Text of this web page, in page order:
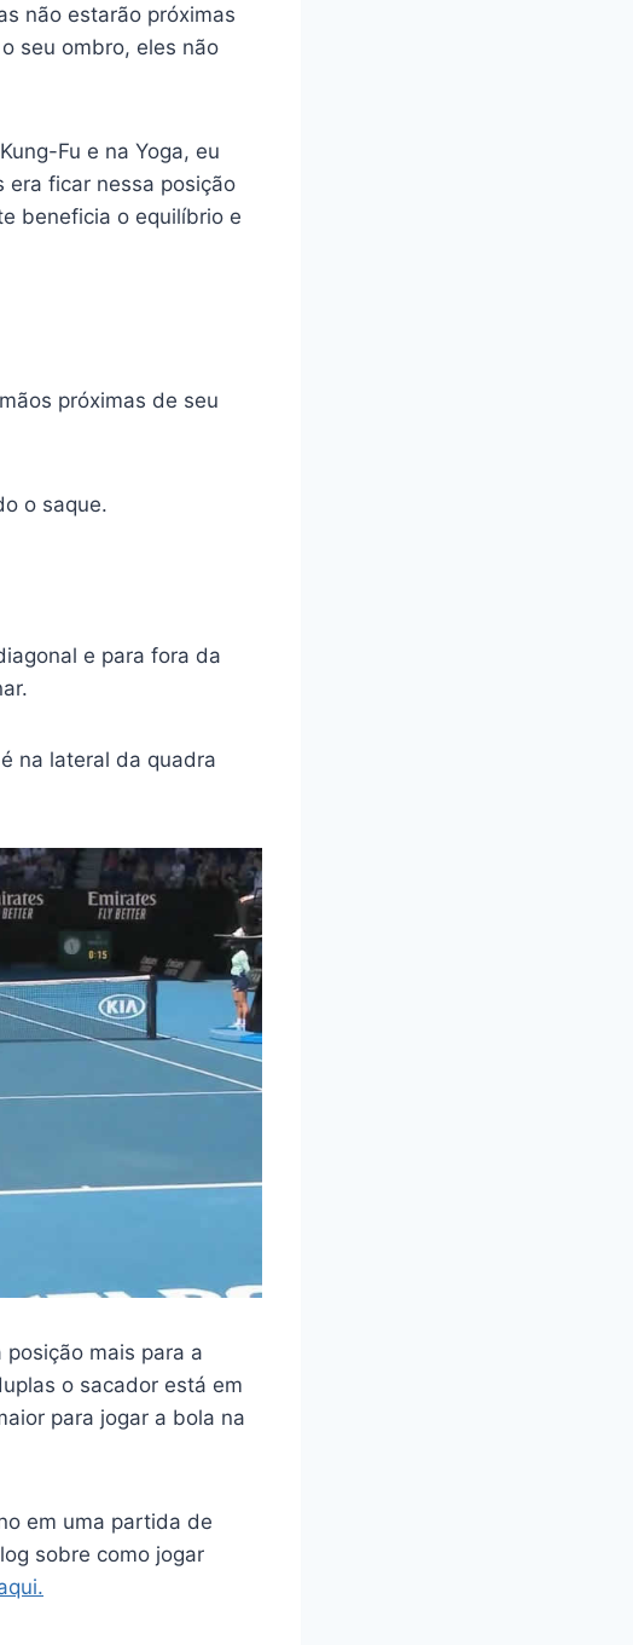
não estarão próximas
seu ombro, eles não
Fu e na Yoga, eu
era ficar nessa posição
beneficia o equilíbrio e
próximas de seu
o saque.
e para fora da
na lateral da quadra
mais para a
o sacador está em
para jogar a bola na
em uma partida de
sobre como jogar